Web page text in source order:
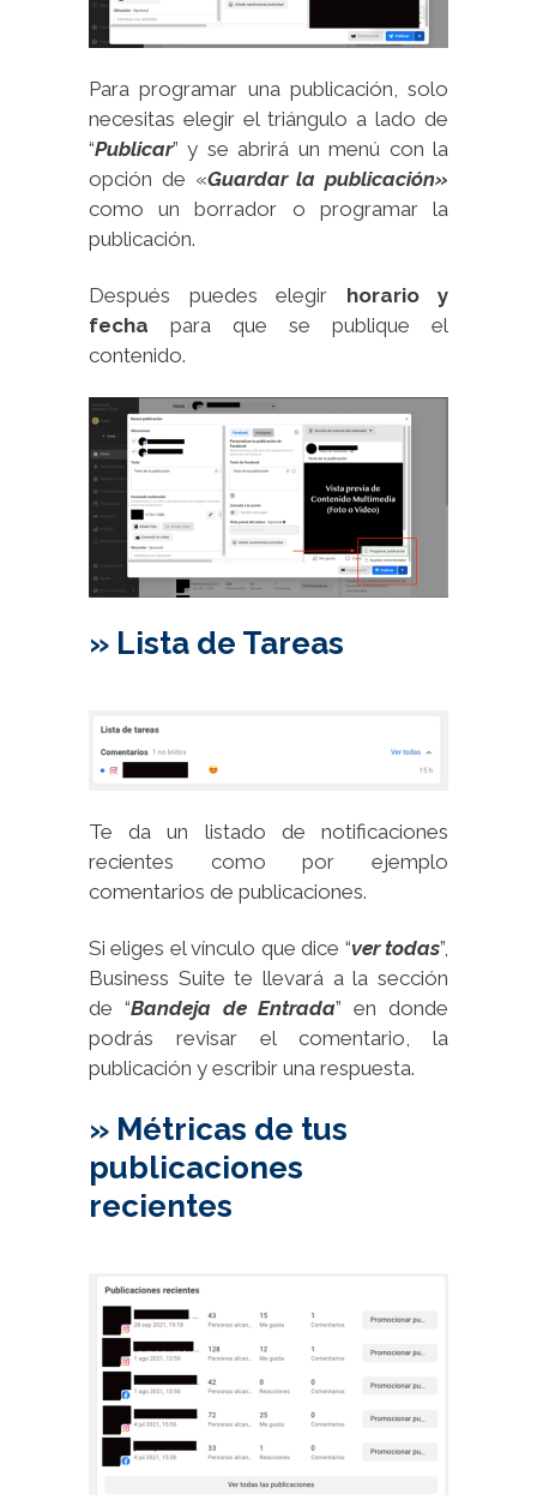
Para programar una publicación, solo
necesitas elegir el triángulo a lado de
“Publicar” y se abrirá un menú con la
opción de «Guardar la publicación»
como un borrador o programar la
publicación.
Después puedes elegir horario y
fecha para que se publique el
contenido.
» Lista de Tareas
Te da un listado de notificaciones
recientes como por ejemplo
comentarios de publicaciones.
Si eliges el vínculo que dice “ver todas”,
Business Suite te llevará a la sección
de “Bandeja de Entrada” en donde
podrás revisar el comentario, la
publicación y escribir una respuesta.
» Métricas de tus
publicaciones
recientes